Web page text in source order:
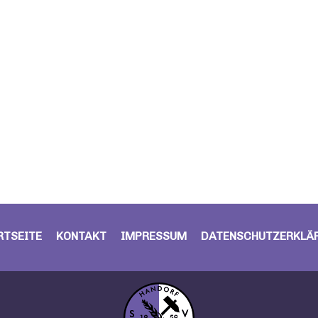
KONTAKT IMPRESSUM